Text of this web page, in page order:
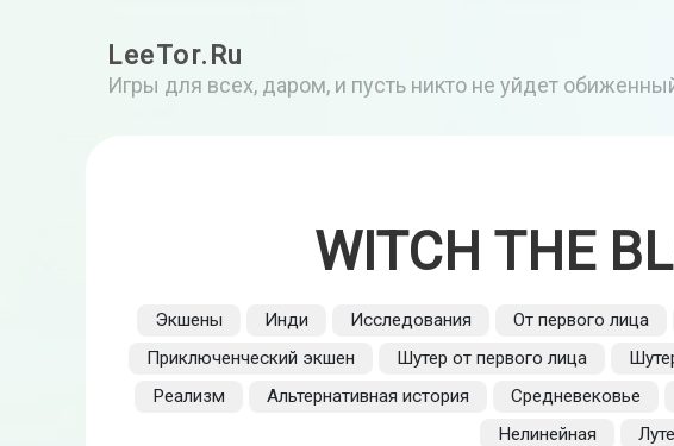
LeeTor.Ru
Игры для всех, даром, и пусть никто не уйдет
WITCH THE
Экшены Инди Исследования От первого лица
Приключенческий экшен
Шутер от первого лица
Реализм
Альтернативная история Средневековье
Нелинейная